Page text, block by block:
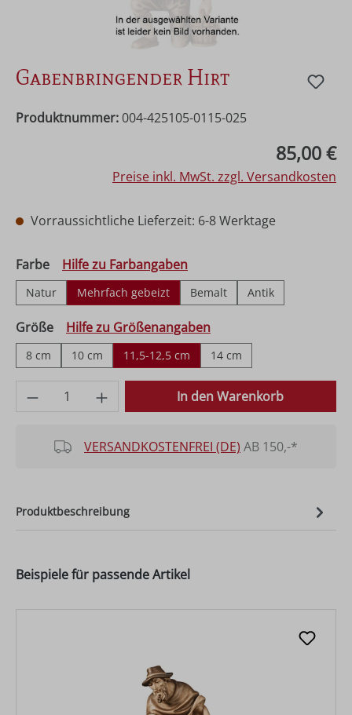
Gabenbringender Hirt
Produktnummer: 004-425105-0115-025
85,00 €
Preise inkl. MwSt. zzgl. Versandkosten
Vorraussichtliche Lieferzeit: 6-8 Werktage
Farbeauswählen
Hilfe zu Farbangaben
Natur Mehrfach gebeizt Bemalt Antik
Größeauswählen
Hilfe zu Größenangaben
8 cm 10 cm 11,5-12,5 cm 14 cm
Produkt Anzahl: Gib den gewünschten
In den Warenkorb
VERSANDKOSTENFREI (DE) AB 150,-*
Produktbeschreibung
Beispiele für passende Artikel